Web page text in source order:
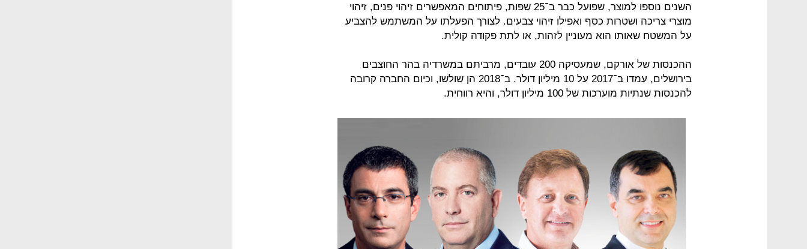
השנים נוספו למוצר, שפועל כבר ב־25 שפות, פיתוחים המאפשרים זיהוי פנים, זיהוי
מוצרי צריכה ושטרות כסף ואפילו זיהוי צבעים. לצורך הפעלתו על המשתמש להצביע
על המשטח שאותו הוא מעוניין לזהות, או לתת פקודה קולית.
ההכנסות של אורקם, שמעסיקה 200 עובדים, מרביתם במשרדיה בהר החוצבים
בירושלים, עמדו ב־2017 על 10 מיליון דולר. ב־2018 הן שולשו, וכיום החברה קרובה
להכנסות שנתיות מוערכות של 100 מיליון דולר, והיא רווחית.